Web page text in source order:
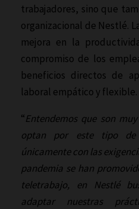
trabajadores, sino que
organizacional de Nestlé.
mejora en la
compromiso de los
beneficios directos de
laboral empático y flexible.
“Entendemos que son
optan por este tipo de
únicamente con las
pandemia se han
teletrabajo, en Nestlé
adaptar nuestras